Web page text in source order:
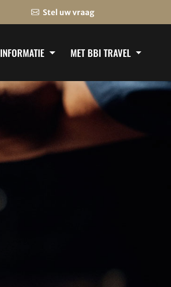
Stel uw vraag
INFORMATIE MET BBI TRAVEL